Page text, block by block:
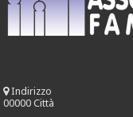
Indirizzo
00000 Città